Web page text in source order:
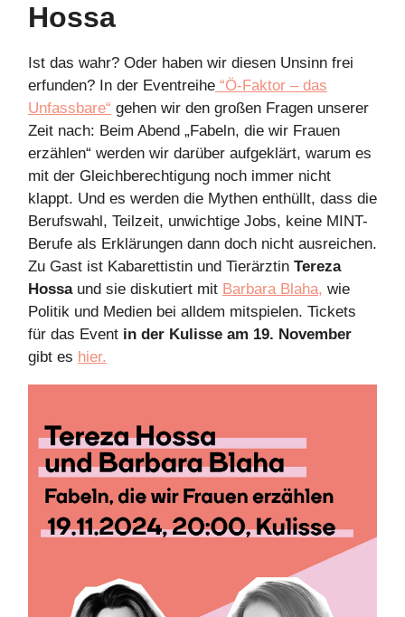
Hossa
Ist das wahr? Oder haben wir diesen Unsinn frei
erfunden? In der Eventreihe “Ö-Faktor – das
Unfassbare“ gehen wir den großen Fragen unserer
Zeit nach: Beim Abend „Fabeln, die wir Frauen
erzählen“ werden wir darüber aufgeklärt, warum es
mit der Gleichberechtigung noch immer nicht
klappt. Und es werden die Mythen enthüllt, dass die
Berufswahl, Teilzeit, unwichtige Jobs, keine MINT-
Berufe als Erklärungen dann doch nicht ausreichen.
Zu Gast ist Kabarettistin und Tierärztin Tereza
Hossaund sie diskutiert mit Barbara Blaha, wie
Politik und Medien bei alldem mitspielen. Tickets
für das Event in der Kulisse am 19. November
gibt es hier.